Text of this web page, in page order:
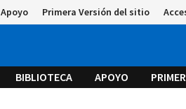
Apoyo Primera Versión del sitio
BIBLIOTECA APOYO